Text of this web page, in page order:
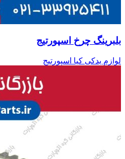
بلبرینگ چرخ اسپورتیج
لوازم یدکی کیا اسپورتیج